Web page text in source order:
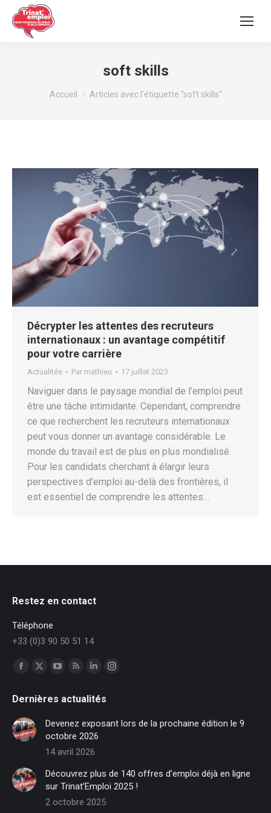
soft skills
Vous êtes ici :
Accueil Articles avec l’étiquette "soft skills"
Décrypter les attentes des recruteurs
internationaux : un avantage compétitif
pour votre carrière
Actualités Par mathieu 17 juillet 2023
Naviguer dans le paysage mondial de l’emploi peut
être une tâche intimidante. Cependant, comprendre
ce que recherchent les recruteurs internationaux
peut vous donner un avantage considérable. Le
monde du travail est de plus en plus mondialisé.
Pour les candidats cherchant à élargir leurs
perspectives d’emploi au-delà des frontières, il
est essentiel de comprendre les attentes…
Restez en contact
Téléphone
+33 (0)3 90 50 51 14
Trouvez nous sur :
Facebook
opens
in
new
window
X
opens
new
window
opens
in
new
window
opens
in
new
window
LinkedIn
opens
in
new
window
Instagram
in
Dernières actualités
Devenez exposant lors de la prochaine édition le 9
octobre 2026
14 avril 2026
Découvrez plus de 140 offres d’emploi déjà en ligne
sur Trinat’Emploi 2025 !
2 octobre 2025